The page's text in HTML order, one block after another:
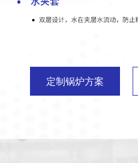
定制锅炉方案